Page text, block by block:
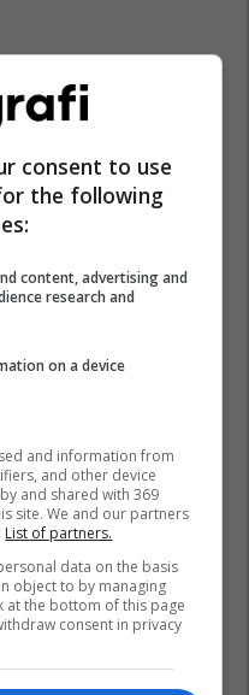
consent to use
the following
content, advertising and
research and
on a device
and information from
and other device
and shared with 369
site. We and our partners
List of partners.
data on the basis
object to by managing
at the bottom of this page
consent in privacy